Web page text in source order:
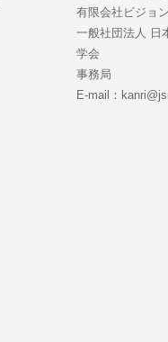
有限会社ビジョ
一般社団法人 日
学会
事務局
E-mail：